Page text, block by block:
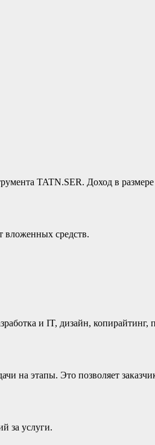
TATN.SER. Доход в
вложенных средств.
и IT, дизайн, копирайтинг,
на этапы. Это позволяет
за услуги.